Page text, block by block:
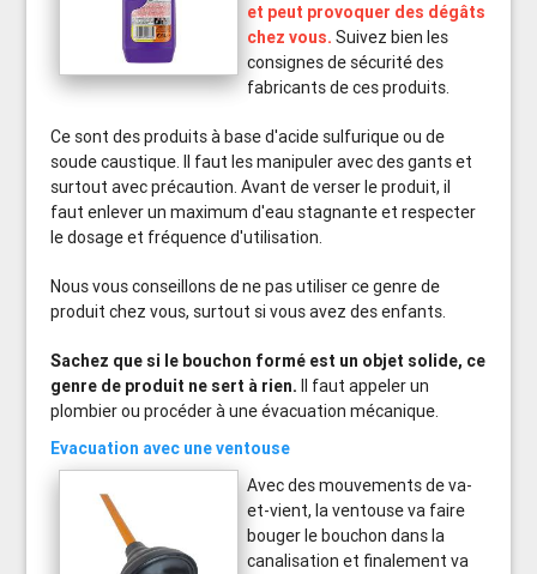
et peut provoquer des dégâts
chez vous. Suivez bien les
consignes de sécurité des
fabricants de ces produits.
Ce sont des produits à base d'acide sulfurique ou de
soude caustique. Il faut les manipuler avec des gants et
surtout avec précaution. Avant de verser le produit, il
faut enlever un maximum d'eau stagnante et respecter
le dosage et fréquence d'utilisation.
Nous vous conseillons de ne pas utiliser ce genre de
produit chez vous, surtout si vous avez des enfants.
Sachez que si le bouchon formé est un objet solide, ce
genre de produit ne sert à rien. Il faut appeler un
plombier ou procéder à une évacuation mécanique.
Evacuation avec une ventouse
Avec des mouvements de va-
et-vient, la ventouse va faire
bouger le bouchon dans la
canalisation et finalement va